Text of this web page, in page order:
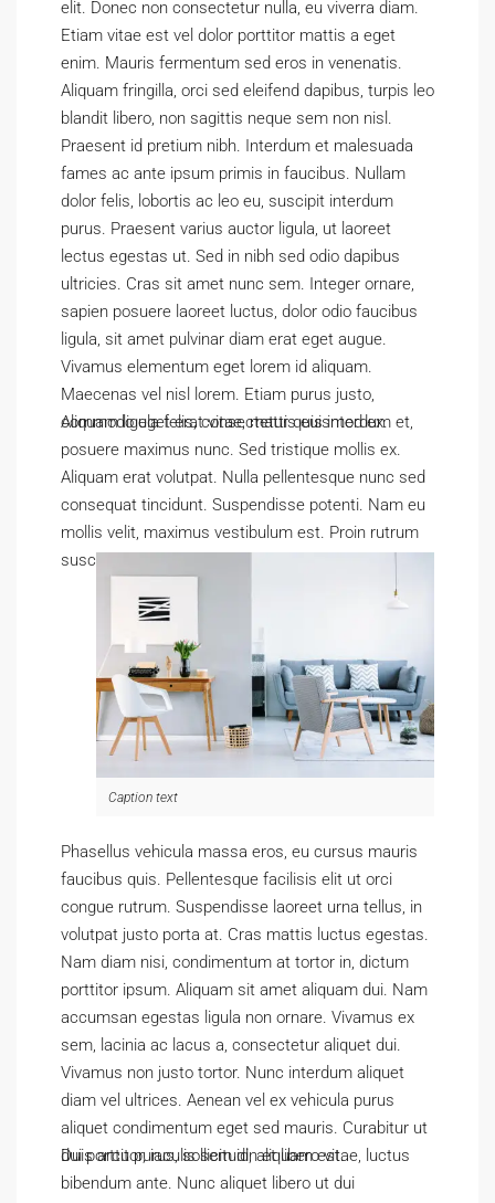
elit. Donec non consectetur nulla, eu viverra diam.
Etiam vitae est vel dolor porttitor mattis a eget
enim. Mauris fermentum sed eros in venenatis.
Aliquam fringilla, orci sed eleifend dapibus, turpis leo
blandit libero, non sagittis neque sem non nisl.
Praesent id pretium nibh. Interdum et malesuada
fames ac ante ipsum primis in faucibus. Nullam
dolor felis, lobortis ac leo eu, suscipit interdum
purus. Praesent varius auctor ligula, ut laoreet
lectus egestas ut. Sed in nibh sed odio dapibus
ultricies. Cras sit amet nunc sem. Integer ornare,
sapien posuere laoreet luctus, dolor odio faucibus
ligula, sit amet pulvinar diam erat eget augue.
Vivamus elementum eget lorem id aliquam.
Maecenas vel nisl lorem. Etiam purus justo,
commodo eget erat vitae, mattis euismod ex.
Aliquam ligula felis, consectetur quis interdum et,
posuere maximus nunc. Sed tristique mollis ex.
Aliquam erat volutpat. Nulla pellentesque nunc sed
consequat tincidunt. Suspendisse potenti. Nam eu
mollis velit, maximus vestibulum est. Proin rutrum
suscipit sem, volutpat imperdiet risus pulvinar vitae.
Caption text
Phasellus vehicula massa eros, eu cursus mauris
faucibus quis. Pellentesque facilisis elit ut orci
congue rutrum. Suspendisse laoreet urna tellus, in
volutpat justo porta at. Cras mattis luctus egestas.
Nam diam nisi, condimentum at tortor in, dictum
porttitor ipsum. Aliquam sit amet aliquam dui. Nam
accumsan egestas ligula non ornare. Vivamus ex
sem, lacinia ac lacus a, consectetur aliquet dui.
Vivamus non justo tortor. Nunc interdum aliquet
diam vel ultrices. Aenean vel ex vehicula purus
aliquet condimentum eget sed mauris. Curabitur ut
dui porttitor, iaculis sem id, aliquam est.
Duis arcu purus, sollicitudin et libero vitae, luctus
bibendum ante. Nunc aliquet libero ut dui